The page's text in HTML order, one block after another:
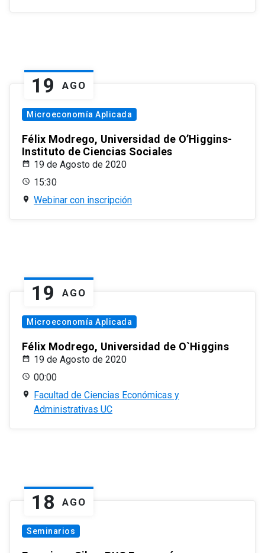
19 AGO
Microeconomía Aplicada
Félix Modrego, Universidad de O’Higgins-
Instituto de Ciencias Sociales
19 de Agosto de 2020
15:30
Webinar con inscripción
19 AGO
Microeconomía Aplicada
Félix Modrego, Universidad de O`Higgins
19 de Agosto de 2020
00:00
Facultad de Ciencias Económicas y
Administrativas UC
18 AGO
Seminarios